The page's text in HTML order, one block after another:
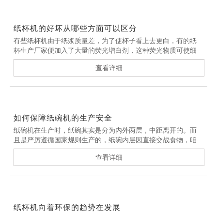
纸杯机的好坏从哪些方面可以区分
有些纸杯机由于纸浆质量差，为了使杯子看上去更白，有的纸
杯生产厂家便加入了大量的荧光增白剂，这种荧光物质可使细
胞产生变异，一旦进入人体就会成为潜在的致癌因素。而按照
国家规定，食品用纸是不允许使用荧光粉的。因此说，纸杯不
查看详细
如何保障纸碗机的生产安全
纸碗机在生产时，纸碗其实是分为内外两层，中距离开的。而
且是严厉遵循国家规则生产的，纸碗内层因直接交战食物，咱
们采用的原浆纸资料足以担保食品保险。
查看详细
纸杯机向着环保的趋势在发展